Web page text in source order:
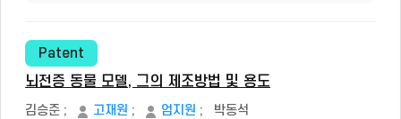
Patent
뇌전증 동물 모델, 그의 제조방법 및 용도
김승준 ; 고재원 ; 엄지원 ; 박동석